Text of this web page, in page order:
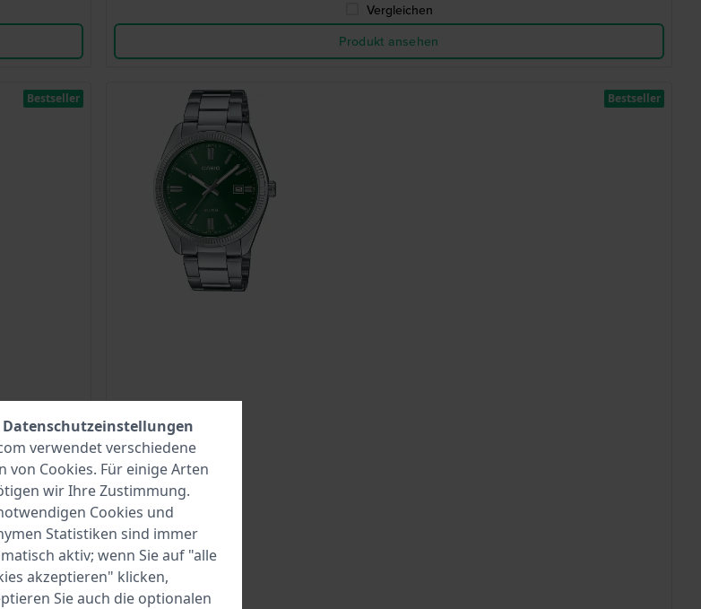
Vergleichen
Produkt ansehen
Bestseller Bestseller
verwendet verschiedene
von Cookies. Für einige Arten
wir Ihre Zustimmung.
Cookies und
Statistiken sind immer
aktiv; wenn Sie auf "alle
akzeptieren" klicken,
Sie auch die optionalen